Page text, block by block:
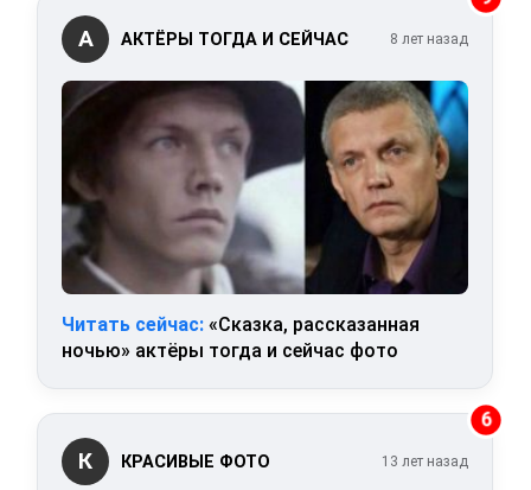
А АКТЁРЫ ТОГДА И СЕЙЧАС 8 лет назад
Читать сейчас: «Сказка, рассказанная
ночью» актёры тогда и сейчас фото
6
К КРАСИВЫЕ ФОТО 13 лет назад